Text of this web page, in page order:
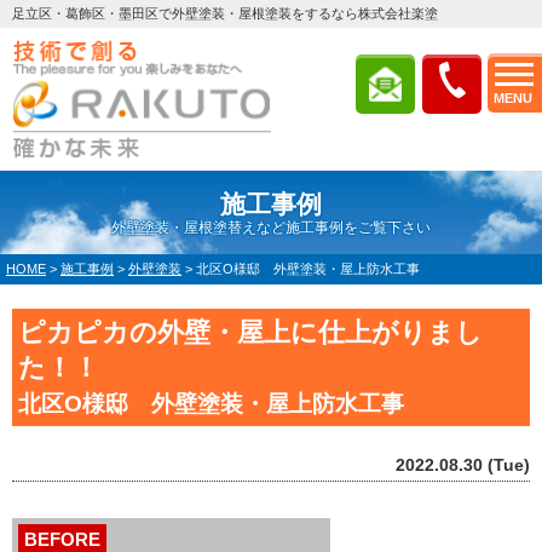
MENU
足立区・葛飾区・墨田区で外壁塗装・屋根塗装をするなら株式会社楽塗
施工事例
外壁塗装・屋根塗替えなど施工事例をご覧下さい
HOME > 施工事例 > 外壁塗装 > 北区O様邸 外壁塗装・屋上防水工事
ピカピカの外壁・屋上に仕上がりまし
た！！
北区O様邸 外壁塗装・屋上防水工事
2022.08.30 (Tue)
BEFORE